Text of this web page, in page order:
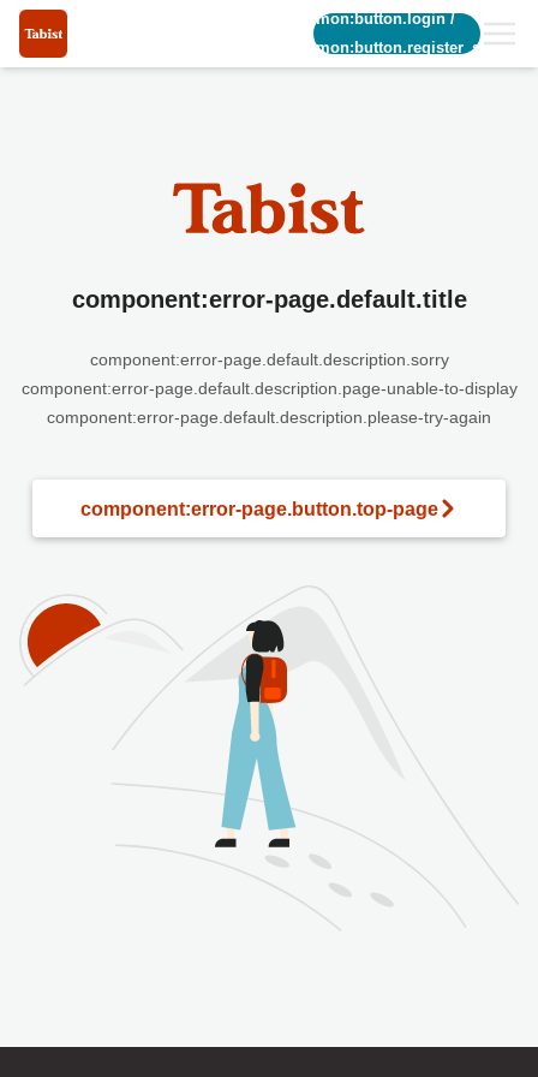
common:button.login/
common:button.register_short
component:error-page.default.title
component:error-page.default.description.sorry
component:error-page.default.description.page-unable-to-display
component:error-page.default.description.please-try-again
component:error-page.button.top-page